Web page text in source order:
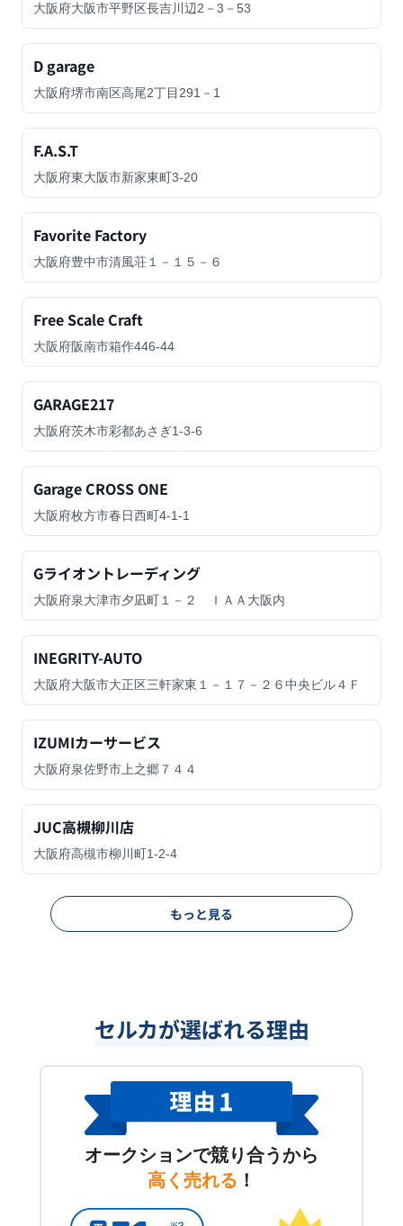
大阪府大阪市平野区長吉川辺2－3－53
D garage
大阪府堺市南区高尾2丁目291－1
F.A.S.T
大阪府東大阪市新家東町3-20
Favorite Factory
大阪府豊中市清風荘１－１５－６
Free Scale Craft
大阪府阪南市箱作446-44
GARAGE217
大阪府茨木市彩都あさぎ1-3-6
Garage CROSS ONE
大阪府枚方市春日西町4-1-1
Gライオントレーディング
大阪府泉大津市夕凪町１－２ ＩＡＡ大阪内
INEGRITY-AUTO
大阪府大阪市大正区三軒家東１－１７－２６中央ビル４Ｆ
IZUMIカーサービス
大阪府泉佐野市上之郷７４４
JUC高槻柳川店
大阪府高槻市柳川町1-2-4
もっと見る
セルカが選ばれる理由
オークションで競り合うから
高く売れる ！